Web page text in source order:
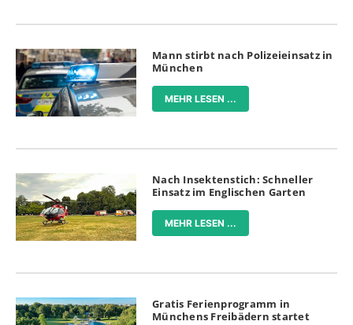
Mann stirbt nach Polizeieinsatz in
München
MEHR LESEN ...
Nach Insektenstich: Schneller
Einsatz im Englischen Garten
MEHR LESEN ...
Gratis Ferienprogramm in
Münchens Freibädern startet